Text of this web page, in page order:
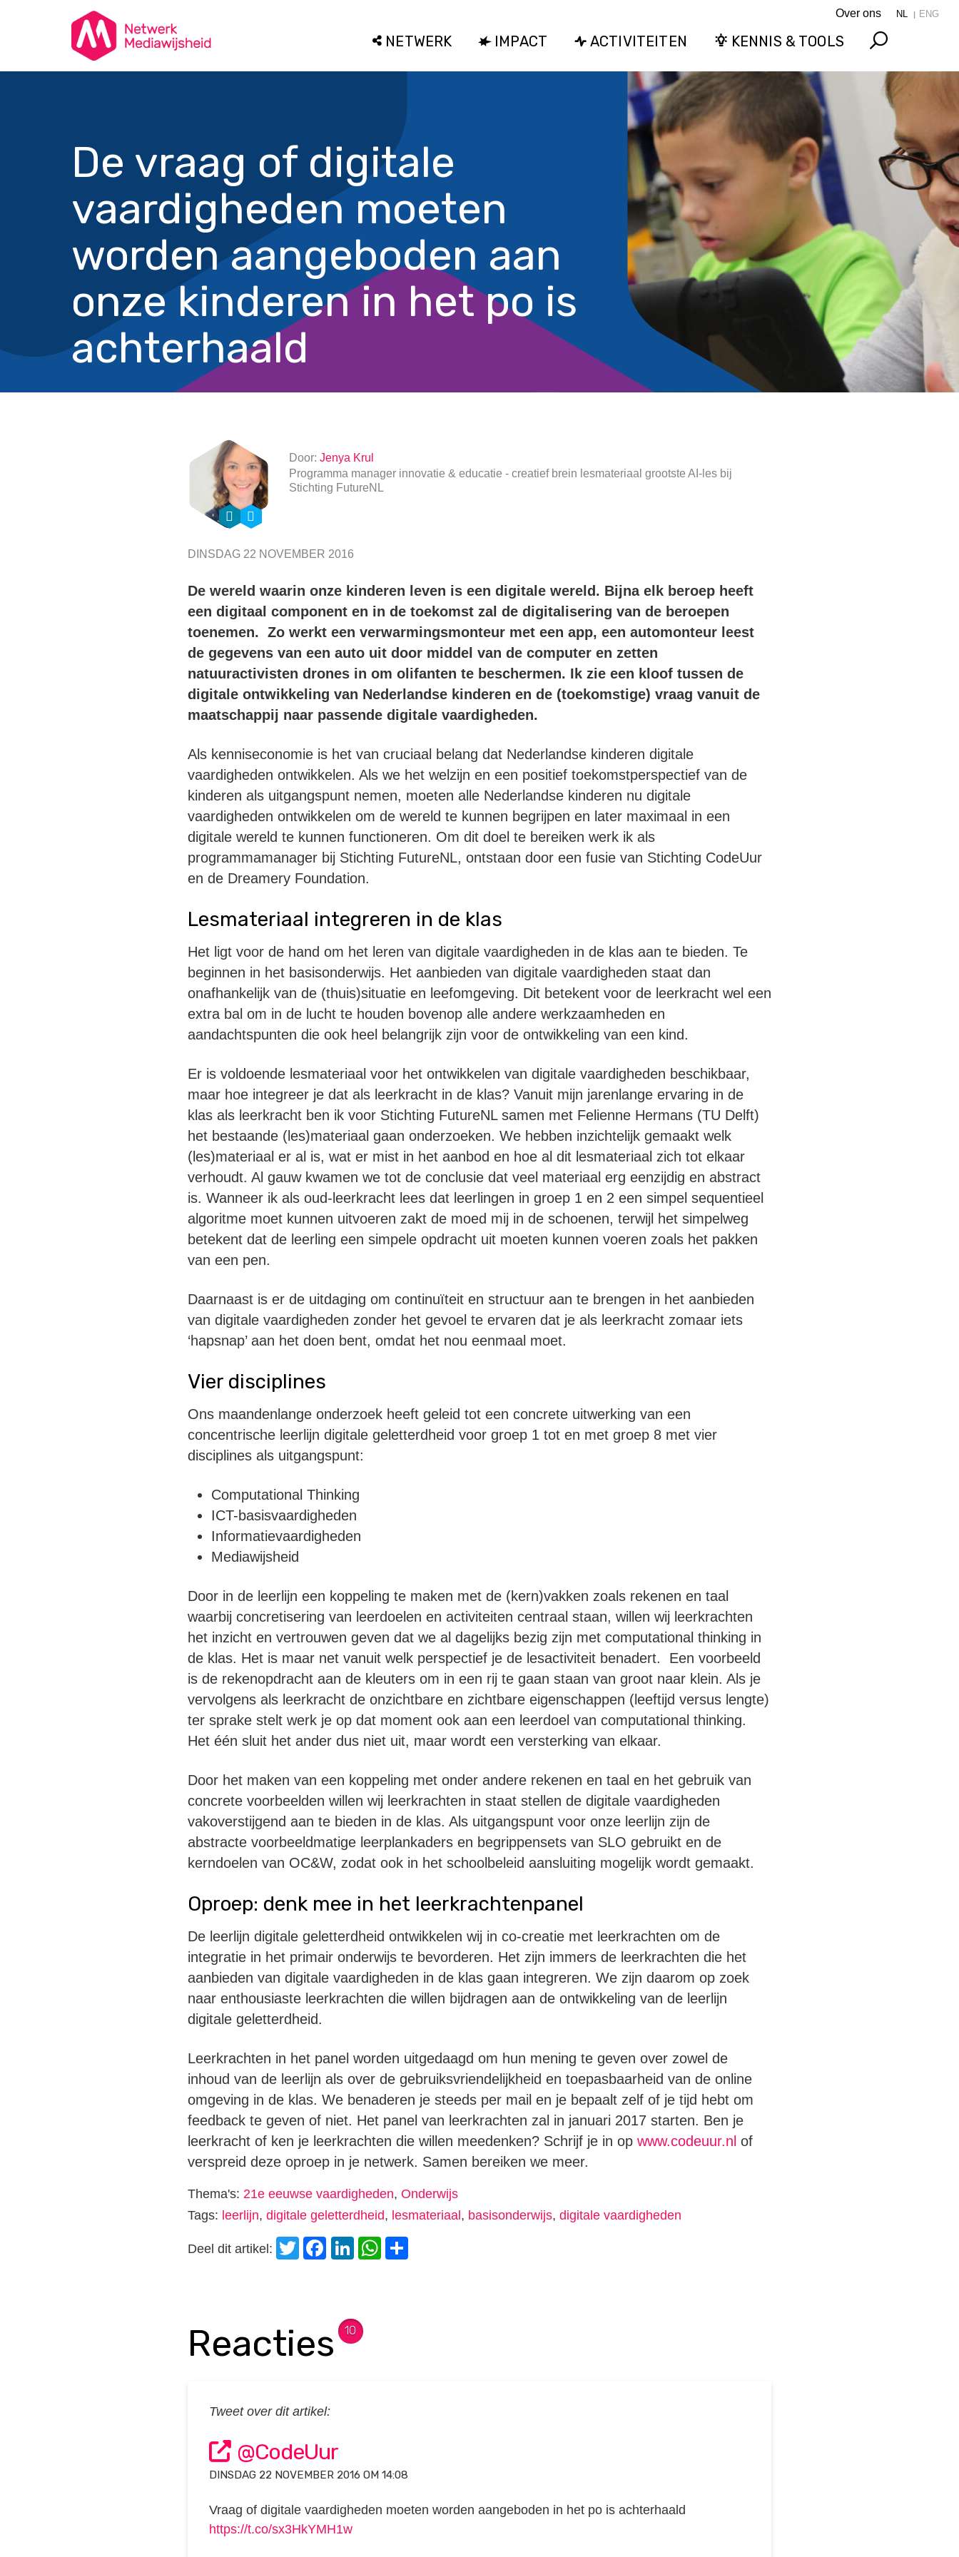
Over ons NL ENG
NETWERK IMPACT ACTIVITEITEN KENNIS & TOOLS
Search
De vraag of digitale
vaardigheden moeten
worden aangeboden aan
onze kinderen in het po is
achterhaald
Door: Jenya Krul
Programma manager innovatie & educatie - creatief brein lesmateriaal grootste AI-les bij
Stichting FutureNL
DINSDAG 22 NOVEMBER 2016
De wereld waarin onze kinderen leven is een digitale wereld. Bijna elk beroep heeft
een digitaal component en in de toekomst zal de digitalisering van de beroepen
toenemen. Zo werkt een verwarmingsmonteur met een app, een automonteur leest
de gegevens van een auto uit door middel van de computer en zetten
natuuractivisten drones in om olifanten te beschermen. Ik zie een kloof tussen de
digitale ontwikkeling van Nederlandse kinderen en de (toekomstige) vraag vanuit de
maatschappij naar passende digitale vaardigheden.
Als kenniseconomie is het van cruciaal belang dat Nederlandse kinderen digitale
vaardigheden ontwikkelen. Als we het welzijn en een positief toekomstperspectief van de
kinderen als uitgangspunt nemen, moeten alle Nederlandse kinderen nu digitale
vaardigheden ontwikkelen om de wereld te kunnen begrijpen en later maximaal in een
digitale wereld te kunnen functioneren. Om dit doel te bereiken werk ik als
programmamanager bij Stichting FutureNL, ontstaan door een fusie van Stichting CodeUur
en de Dreamery Foundation.
Lesmateriaal integreren in de klas
Het ligt voor de hand om het leren van digitale vaardigheden in de klas aan te bieden. Te
beginnen in het basisonderwijs. Het aanbieden van digitale vaardigheden staat dan
onafhankelijk van de (thuis)situatie en leefomgeving. Dit betekent voor de leerkracht wel een
extra bal om in de lucht te houden bovenop alle andere werkzaamheden en
aandachtspunten die ook heel belangrijk zijn voor de ontwikkeling van een kind.
Er is voldoende lesmateriaal voor het ontwikkelen van digitale vaardigheden beschikbaar,
maar hoe integreer je dat als leerkracht in de klas? Vanuit mijn jarenlange ervaring in de
klas als leerkracht ben ik voor Stichting FutureNL samen met Felienne Hermans (TU Delft)
het bestaande (les)materiaal gaan onderzoeken. We hebben inzichtelijk gemaakt welk
(les)materiaal er al is, wat er mist in het aanbod en hoe al dit lesmateriaal zich tot elkaar
verhoudt. Al gauw kwamen we tot de conclusie dat veel materiaal erg eenzijdig en abstract
is. Wanneer ik als oud-leerkracht lees dat leerlingen in groep 1 en 2 een simpel sequentieel
algoritme moet kunnen uitvoeren zakt de moed mij in de schoenen, terwijl het simpelweg
betekent dat de leerling een simpele opdracht uit moeten kunnen voeren zoals het pakken
van een pen.
Daarnaast is er de uitdaging om continuïteit en structuur aan te brengen in het aanbieden
van digitale vaardigheden zonder het gevoel te ervaren dat je als leerkracht zomaar iets
‘hapsnap’ aan het doen bent, omdat het nou eenmaal moet.
Vier disciplines
Ons maandenlange onderzoek heeft geleid tot een concrete uitwerking van een
concentrische leerlijn digitale geletterdheid voor groep 1 tot en met groep 8 met vier
disciplines als uitgangspunt:
Computational Thinking
ICT-basisvaardigheden
Informatievaardigheden
Mediawijsheid
Door in de leerlijn een koppeling te maken met de (kern)vakken zoals rekenen en taal
waarbij concretisering van leerdoelen en activiteiten centraal staan, willen wij leerkrachten
het inzicht en vertrouwen geven dat we al dagelijks bezig zijn met computational thinking in
de klas. Het is maar net vanuit welk perspectief je de lesactiviteit benadert. Een voorbeeld
is de rekenopdracht aan de kleuters om in een rij te gaan staan van groot naar klein. Als je
vervolgens als leerkracht de onzichtbare en zichtbare eigenschappen (leeftijd versus lengte)
ter sprake stelt werk je op dat moment ook aan een leerdoel van computational thinking.
Het één sluit het ander dus niet uit, maar wordt een versterking van elkaar.
Door het maken van een koppeling met onder andere rekenen en taal en het gebruik van
concrete voorbeelden willen wij leerkrachten in staat stellen de digitale vaardigheden
vakoverstijgend aan te bieden in de klas. Als uitgangspunt voor onze leerlijn zijn de
abstracte voorbeeldmatige leerplankaders en begrippensets van SLO gebruikt en de
kerndoelen van OC&W, zodat ook in het schoolbeleid aansluiting mogelijk wordt gemaakt.
Oproep: denk mee in het leerkrachtenpanel
De leerlijn digitale geletterdheid ontwikkelen wij in co-creatie met leerkrachten om de
integratie in het primair onderwijs te bevorderen. Het zijn immers de leerkrachten die het
aanbieden van digitale vaardigheden in de klas gaan integreren. We zijn daarom op zoek
naar enthousiaste leerkrachten die willen bijdragen aan de ontwikkeling van de leerlijn
digitale geletterdheid.
Leerkrachten in het panel worden uitgedaagd om hun mening te geven over zowel de
inhoud van de leerlijn als over de gebruiksvriendelijkheid en toepasbaarheid van de online
omgeving in de klas. We benaderen je steeds per mail en je bepaalt zelf of je tijd hebt om
feedback te geven of niet. Het panel van leerkrachten zal in januari 2017 starten. Ben je
leerkracht of ken je leerkrachten die willen meedenken? Schrijf je in op www.codeuur.nl of
verspreid deze oproep in je netwerk. Samen bereiken we meer.
Thema's: 21e eeuwse vaardigheden, Onderwijs
Tags: leerlijn, digitale geletterdheid, lesmateriaal , basisonderwijs, digitale vaardigheden
Deel dit artikel: Twitter
Facebook
LinkedIn
WhatsApp
Reacties 10
Tweet over dit artikel:
@CodeUur
DINSDAG 22 NOVEMBER 2016 OM 14:08
Vraag of digitale vaardigheden moeten worden aangeboden in het po is achterhaald
https://t.co/sx3HkYMH1w